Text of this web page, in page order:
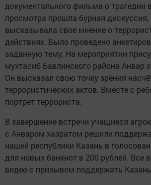
документального фильма о трагедии
просмотра прошла бурная
высказывала свое мнение о
действиях. Было проведено
заданную тему. На мероприятии
мухтасиб Бавлинского района Анвар
Он высказал свою точку зрения
террористических актов. Вместе с
портрет террориста.
В завершение встречи учащиеся
с Анваром хазратом решили
нашей республики Казань в
для новых банкнот в 200 рублей. Все
видео с призывом поддержать